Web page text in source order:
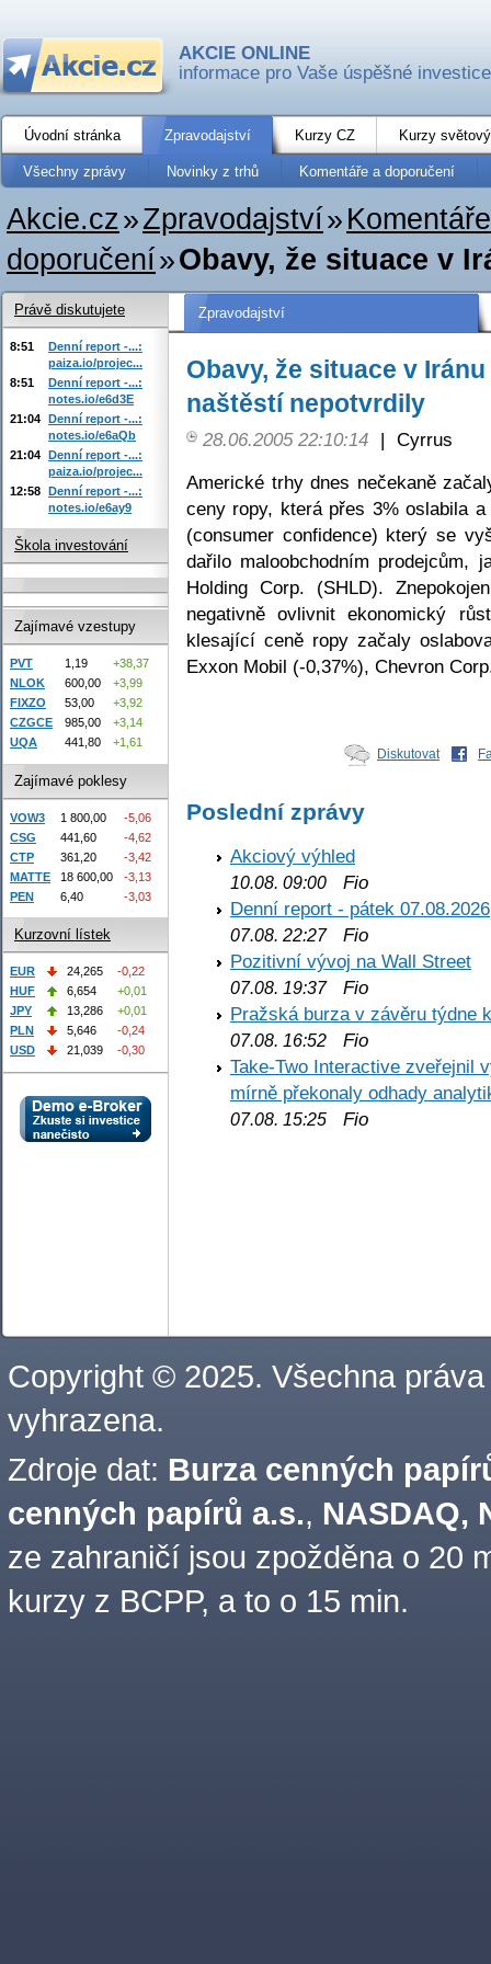
AKCIE ONLINE
informace pro Vaše úspěšné investice
Úvodní stránka Zpravodajství Kurzy CZ Kurzy
Všechny zprávy Novinky z trhů Komentáře a doporučení
Akcie.cz»Zpravodajství»
doporučení»Obavy, že situace v
Zpravodajství
Obavy, že situace v
naštěstí nepotvrdily
28.06.2005 22:10:14 | Cyrrus
Americké trhy dnes nečekaně
ceny ropy, která přes 3% oslabila
(consumer confidence) který se
dařilo maloobchodním prodejcům,
Holding Corp. (SHLD).
negativně ovlivnit ekonomický
klesající ceně ropy začaly
Exxon Mobil (-0,37%), Chevron
Diskutovat
Poslední zprávy
Akciový výhled
10.08. 09:00 Fio
Denní report - pátek 07.08.2026
07.08. 22:27Fio
Pozitivní vývoj na Wall Street
07.08. 19:37Fio
Pražská burza v závěru týdne
07.08. 16:52 Fio
Take-Two Interactive zveřejnil
mírně překonaly odhady
07.08. 15:25 Fio
Právě diskutujete
8:51
Denní report -...:
paiza.io/projec...
8:51
Denní report -...:
notes.io/e6d3E
21:04 Denní report -...:
notes.io/e6aQb
21:04 Denní report -...:
paiza.io/projec...
12:58 Denní report -...:
notes.io/e6ay9
Škola investování
Zajímavé vzestupy
PVT 1,19
+38,37
NLOK
600,00
+3,99
FIXZO
53,00
+3,92
CZGCE
985,00
+3,14
UQA
441,80 +1,61
Zajímavé poklesy
VOW3 1 800,00
-5,06
CSG
441,60
-4,62
CTP
361,20
-3,42
MATTE
18 600,00
-3,13
PEN
6,40 -3,03
Kurzovní lístek
EUR 24,265
-0,22
HUF
6,654
+0,01
JPY
13,286
+0,01
PLN
5,646
-0,24
USD
21,039 -0,30
Copyright © 2025. Všechna práva
vyhrazena.
Zdroje dat: Burza cenných
cenných papírů a.s., NASDAQ,
ze zahraničí jsou zpožděna o 20
kurzy z BCPP, a to o 15 min.